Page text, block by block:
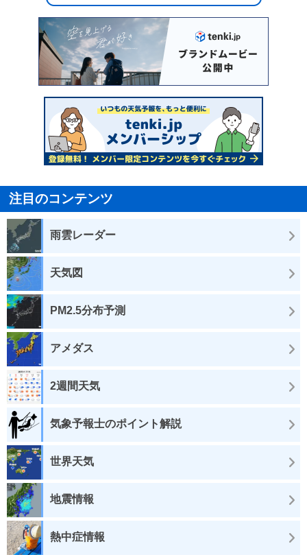
注目のコンテンツ
雨雲レーダー
天気図
PM2.5分布予測
アメダス
2週間天気
気象予報士のポイント解説
世界天気
地震情報
熱中症情報